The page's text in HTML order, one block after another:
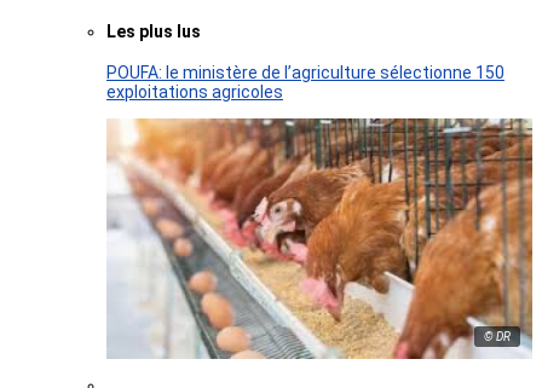
Les plus lus
POUFA: le ministère de l’agriculture sélectionne 150
exploitations agricoles
© DR